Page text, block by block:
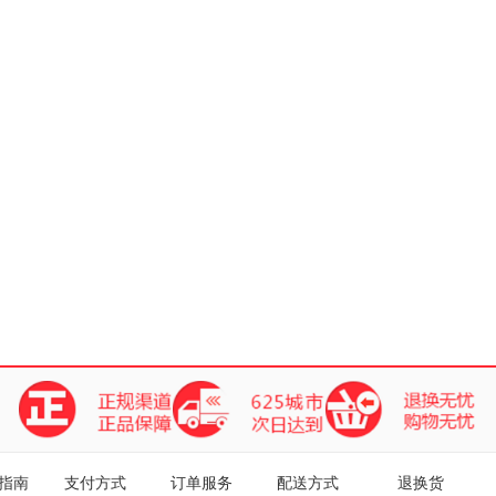
南 支付方式 订单服务 配送方式 退换货